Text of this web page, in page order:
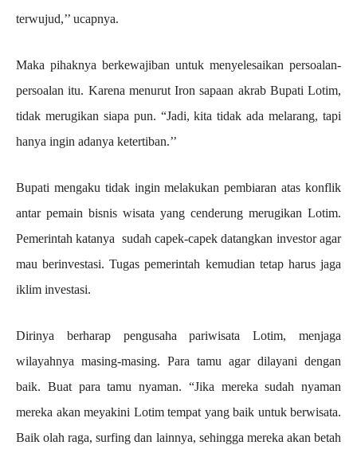
terwujud,’’ ucapnya.
Maka pihaknya berkewajiban untuk menyelesaikan persoalan-
persoalan itu. Karena menurut Iron sapaan akrab Bupati Lotim,
tidak merugikan siapa pun. “Jadi, kita tidak ada melarang, tapi
hanya ingin adanya ketertiban.’’
Bupati mengaku tidak ingin melakukan pembiaran atas konflik
antar pemain bisnis wisata yang cenderung merugikan Lotim.
Pemerintah katanya sudah capek-capek datangkan investor agar
mau berinvestasi. Tugas pemerintah kemudian tetap harus jaga
iklim investasi.
Dirinya berharap pengusaha pariwisata Lotim, menjaga
wilayahnya masing-masing. Para tamu agar dilayani dengan
baik. Buat para tamu nyaman. “Jika mereka sudah nyaman
mereka akan meyakini Lotim tempat yang baik untuk berwisata.
Baik olah raga, surfing dan lainnya, sehingga mereka akan betah